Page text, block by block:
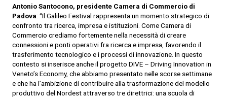
Antonio Santocono, presidente Camera di Commercio di
Padova: “Il Galileo Festival rappresenta un momento strategico di
confronto tra ricerca, impresa e istituzioni. Come Camera di
Commercio crediamo fortemente nella necessità di creare
connessioni e ponti operativi fra ricerca e impresa, favorendo il
trasferimento tecnologico e i processi di innovazione. In questo
contesto si inserisce anche il progetto DIVE – Driving Innovation in
Veneto’s Economy, che abbiamo presentato nelle scorse settimane
e che ha l’ambizione di contribuire alla trasformazione del modello
produttivo del Nordest attraverso tre direttrici: una scuola di